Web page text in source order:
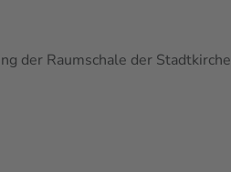
der Raumschale der Stadtkirche